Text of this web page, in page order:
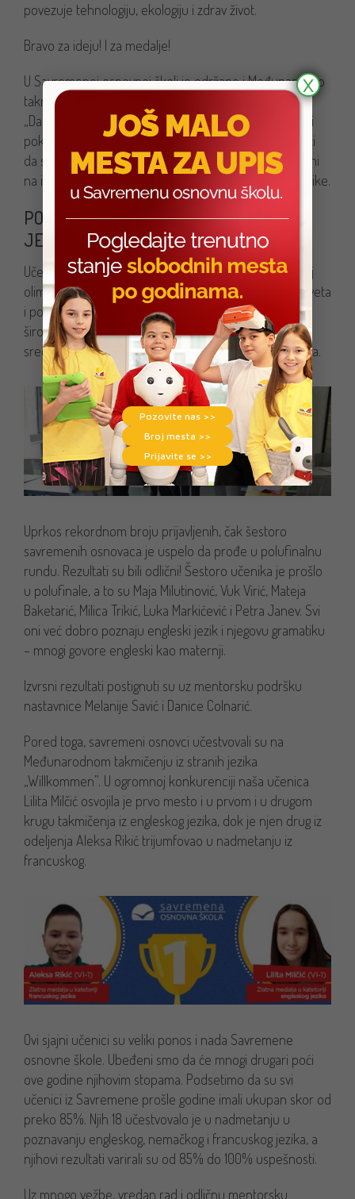
povezuje tehnologiju, ekologiju i zdrav život.
Bravo za ideju! I za medalje!
U Savremenoj osnovnoj školi je održano i Međunarodno
takmičenje iz informatičke i računarske pismenosti
„Dabar”, na kojem su učenici ostvarili dobre rezultate i
pokazali visok stepen poznavanja ove materije, budući
da su časovi koje svakodnevno imaju upravo zasnovani
na inovativnim pristupima kada je reč o polju informatike.
POSEBNO SU ZNAČAJNI USPESI NA
JEZIČKIM TAKMIČENJIMA
Učenici su ove godine učestvovali na „Hippo” – jezičkoj
olimpijadi! Takmičili su se sa svojim vršnjacima širom sveta
i pokazali znanje iz engleskog jezika. Broj prijavljenih
širom sveta premašio je 40.000 dece iz osnovnih i
srednjih škola, tako da je konkurencija bila zaista velika.
Uprkos rekordnom broju prijavljenih, čak šestoro
savremenih osnovaca je uspelo da prođe u polufinalnu
rundu. Rezultati su bili odlični! Šestoro učenika je prošlo
u polufinale, a to su Maja Milutinović, Vuk Virić, Mateja
Baketarić, Milica Trikić, Luka Markićević i Petra Janev. Svi
oni već dobro poznaju engleski jezik i njegovu gramatiku
– mnogi govore engleski kao maternji.
Izvrsni rezultati postignuti su uz mentorsku podršku
nastavnice Melanije Savić i Danice Colnarić.
Pored toga, savremeni osnovci učestvovali su na
Međunarodnom takmičenju iz stranih jezika
„Willkommen”. U ogromnoj konkurenciji naša učenica
Lilita Milčić osvojila je prvo mesto i u prvom i u drugom
krugu takmičenja iz engleskog jezika, dok je njen drug iz
odeljenja Aleksa Rikić trijumfovao u nadmetanju iz
francuskog.
Ovi sjajni učenici su veliki ponos i nada Savremene
osnovne škole. Ubeđeni smo da će mnogi drugari poći
ove godine njihovim stopama. Podsetimo da su svi
učenici iz Savremene prošle godine imali ukupan skor od
preko 85%. Njih 18 učestvovalo je u nadmetanju u
poznavanju engleskog, nemačkog i francuskog jezika, a
njihovi rezultati varirali su od 85% do 100% uspešnosti.
Uz mnogo vežbe, vredan rad i odličnu mentorsku
Pozovite nas >>
Broj mesta >>
Prijavite se >>
X